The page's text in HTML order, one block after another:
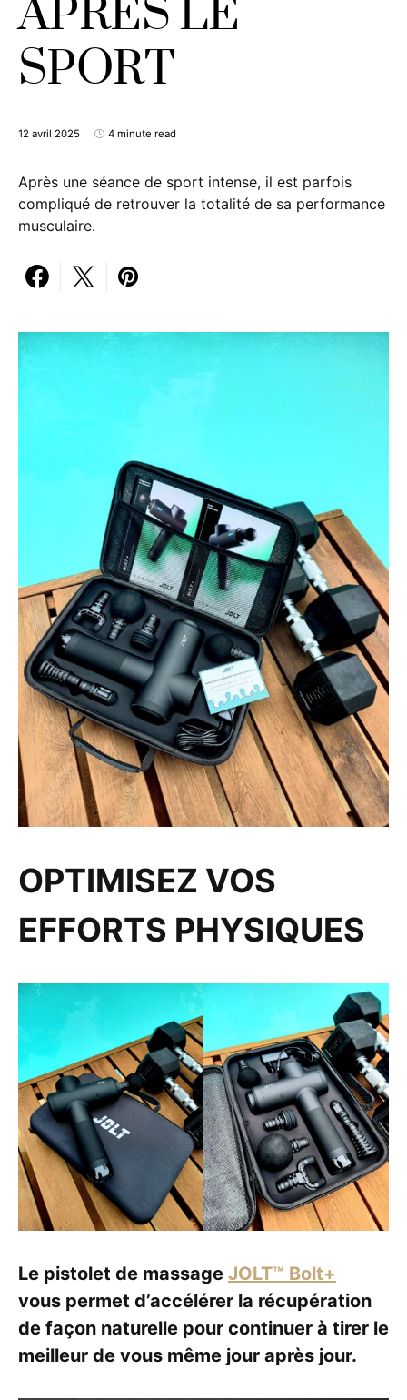
APRÈS LE
SPORT
12 avril 2025 4 minute read
Après une séance de sport intense, il est parfois
compliqué de retrouver la totalité de sa performance
musculaire.
OPTIMISEZ VOS
EFFORTS PHYSIQUES
Le pistolet de massage JOLT™ Bolt+
vous permet d’accélérer la récupération
de façon naturelle pour continuer à tirer le
meilleur de vous même jour après jour.